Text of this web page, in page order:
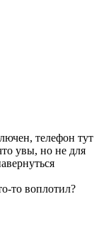
телефон тут
увы, но не для
то воплотил?